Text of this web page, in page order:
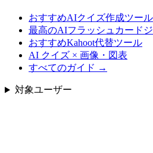
おすすめAIクイズ作成ツール
最高のAIフラッシュカード
おすすめKahoot代替ツール
AI クイズ × 画像・図表
すべてのガイド →
対象ユーザー